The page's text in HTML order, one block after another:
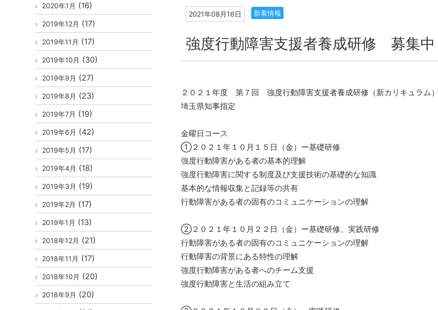
2021年08月16日 新着情報
強度行動障害支援者養成研修 募集中
２０２１年度 第７回 強度行動障害支援者養成研修（新カリキュラ
埼玉県知事指定
金曜日コース
①２０２１年１０月１５日（金）ー基礎研修
強度行動障害がある者の基本的理解
強度行動障害に関する制度及び支援技術の基礎的な知識
基本的な情報収集と記録等の共有
行動障害がある者の固有のコミュニケーションの理解
②２０２１年１０月２２日（金）ー基礎研修、実践研修
行動障害がある者の固有のコミュニケーションの理解
行動障害の背景にある特性の理解
強度行動障害がある者へのチーム支援
強度行動障害と生活の組み立て
2020年1月 (16)
2019年12月 (17)
2019年11月 (17)
2019年10月 (30)
2019年9月 (27)
2019年8月 (23)
2019年7月 (19)
2019年6月 (42)
2019年5月 (17)
2019年4月 (18)
2019年3月 (19)
2019年2月 (17)
2019年1月 (13)
2018年12月 (21)
2018年11月 (17)
2018年10月 (20)
2018年9月 (20)